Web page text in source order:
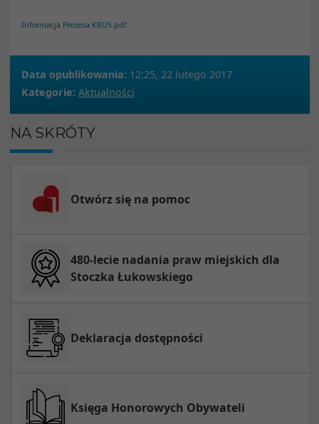
Informacja Prezesa KRUS.pdf
Data opublikowania: 12:25, 22 lutego 2017
Kategorie: Aktualności
NA SKRÓTY
Otwórz się na pomoc
480-lecie nadania praw miejskich dla
Stoczka Łukowskiego
Deklaracja dostępności
Księga Honorowych Obywateli